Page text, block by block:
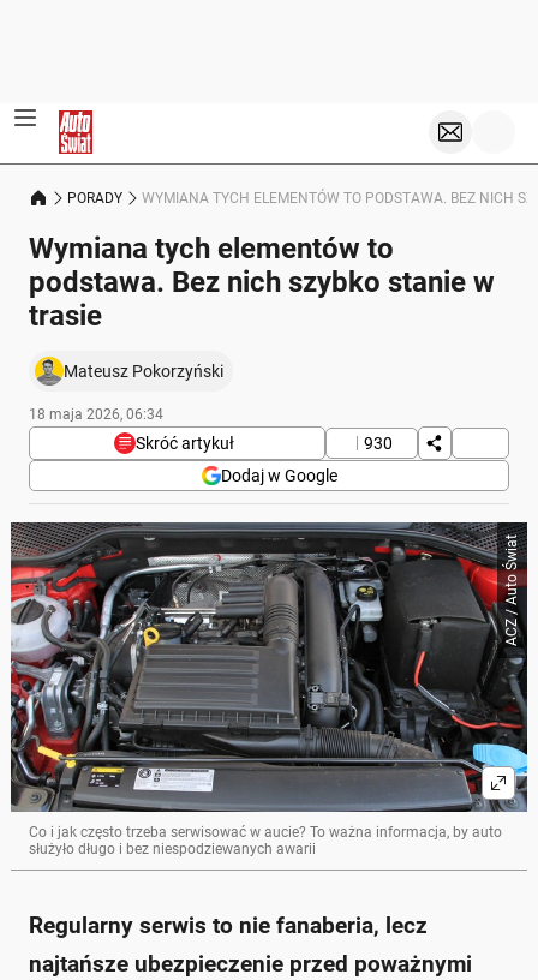
PORADY WYMIANA TYCH ELEMENTÓW TO PODSTAWA. BEZ NICH
Wymiana tych elementów to
podstawa. Bez nich szybko stanie w
trasie
Mateusz Pokorzyński
18 maja 2026, 06:34
Skróć artykuł
930
Dodaj w Google
Poniżej streszczenie artykułu:
Skrót przygotowany przez Onet Czat z AI, może zawierać błędy.
Regularny serwis samochodowy jest kluczowy dla
uniknięcia poważnych awarii i zapewnienia
bezpieczeństwa na drodze.
Olej silnikowy powinien być wymieniany co około 10
000–15 000 km; filtry należy zmieniać razem z olejem
i innymi elementami.
Serwis klimatyzacji należy przeprowadzać co roku,
aby utrzymać wydajność i jakość powietrza w
kabinie.
Klocki hamulcowe zazwyczaj wymagają wymiany co
30 000–50 000 km, a płyn hamulcowy co 2 lata lub
po 40 000–60 000 km.
Wymiana rozrządu powinna być zgodna z
Zapytaj o więcej Onet Czat z AI
ACZ / Auto Świat
Co i jak często trzeba serwisować w aucie? To ważna informacja, by auto
służyło długo i bez niespodziewanych awarii
Regularny serwis to nie fanaberia, lecz
najtańsze ubezpieczenie przed poważnymi